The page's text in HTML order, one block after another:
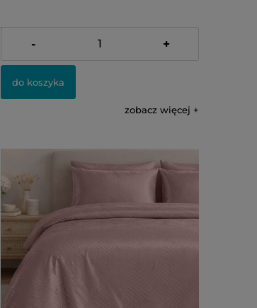
159,00 zł
- +
do koszyka
zobacz więcej